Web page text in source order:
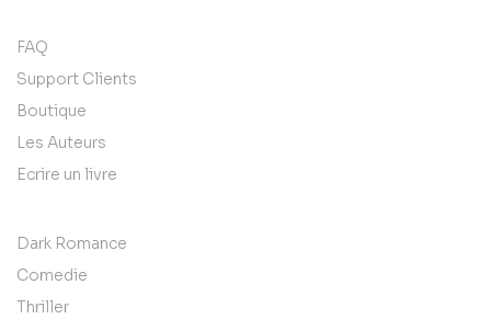
FAQ
Support Clients
Boutique
Les Auteurs
Ecrire un livre
Dark Romance
Comedie
Thriller